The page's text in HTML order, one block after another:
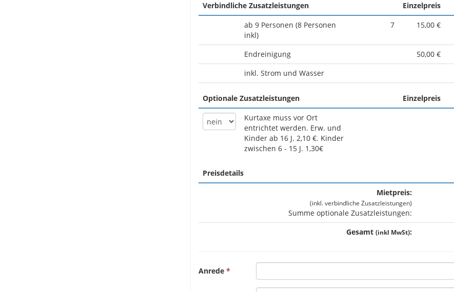
Verbindliche Zusatzleistungen Einzelpreis
ab 9 Personen (8 Personen
inkl)
7 15,00 €
Endreinigung 50,00 €
inkl. Strom und Wasser
Optionale Zusatzleistungen Einzelpreis
Kurtaxe muss vor Ort
entrichtet werden. Erw. und
Kinder ab 16 J. 2,10 €. Kinder
zwischen 6 - 15 J. 1,30€
Preisdetails
Mietpreis:
(inkl. verbindliche Zusatzleistungen)
Summe optionale Zusatzleistungen:
Gesamt (inkl MwSt):
Anrede